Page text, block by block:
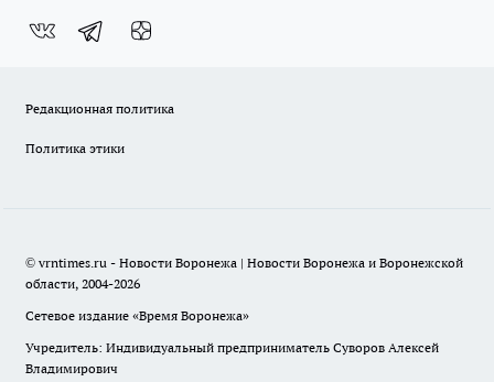
Редакционная политика
Политика этики
© vrntimes.ru - Новости Воронежа | Новости Воронежа и Воронежской
области, 2004-2026
Сетевое издание «Время Воронежа»
Учредитель: Индивидуальный предприниматель Суворов Алексей
Владимирович